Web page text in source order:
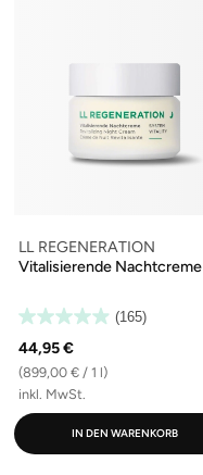
LL REGENERATION
Vitalisierende Nachtcreme
(165)
44,95 €
(899,00 € / 1 l)
inkl. MwSt.
IN DEN WARENKORB